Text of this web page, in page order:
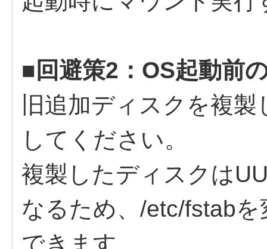
■回避策2：OS起動前
旧追加ディスクを複
してください。
複製したディスクは
なるため、/etc/fstab
できます。